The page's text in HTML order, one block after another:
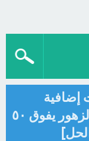
٧ زهرات إضافية
للمشتري إذا اشترى عددا من الزهور يفوق ٥٠